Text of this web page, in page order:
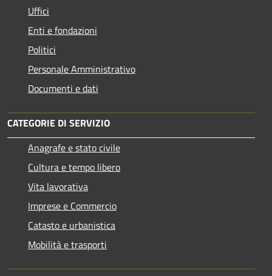
Uffici
Enti e fondazioni
Politici
Personale Amministrativo
Documenti e dati
CATEGORIE DI SERVIZIO
Anagrafe e stato civile
Cultura e tempo libero
Vita lavorativa
Imprese e Commercio
Catasto e urbanistica
Mobilità e trasporti